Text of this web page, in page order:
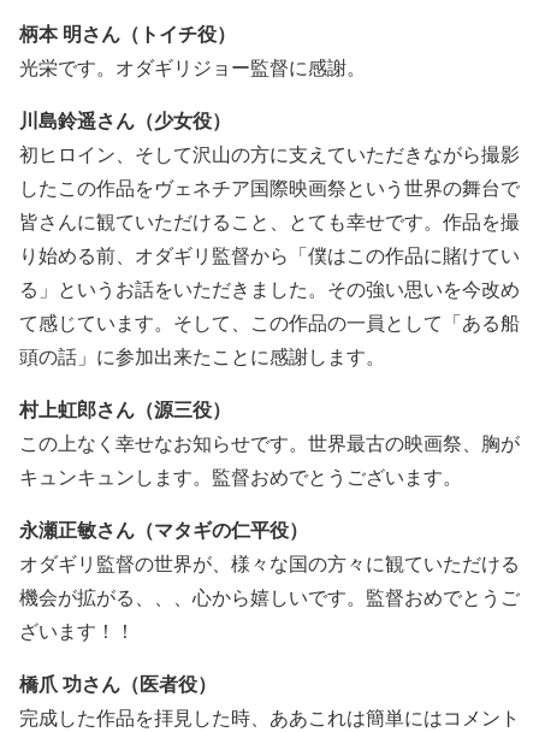
柄本 明さん（トイチ役）
光栄です。オダギリジョー監督に感謝。
川島鈴遥さん（少女役）
初ヒロイン、そして沢山の方に支えていただきながら撮影
したこの作品をヴェネチア国際映画祭という世界の舞台で
皆さんに観ていただけること、とても幸せです。作品を撮
り始める前、オダギリ監督から「僕はこの作品に賭けてい
る」というお話をいただきました。その強い思いを今改め
て感じています。そして、この作品の一員として「ある船
頭の話」に参加出来たことに感謝します。
村上虹郎さん（源三役）
この上なく幸せなお知らせです。世界最古の映画祭、胸が
キュンキュンします。監督おめでとうございます。
永瀬正敏さん（マタギの仁平役）
オダギリ監督の世界が、様々な国の方々に観ていただける
機会が拡がる、、、心から嬉しいです。監督おめでとうご
ざいます！！
橋爪 功さん（医者役）
完成した作品を拝見した時、ああこれは簡単にはコメント